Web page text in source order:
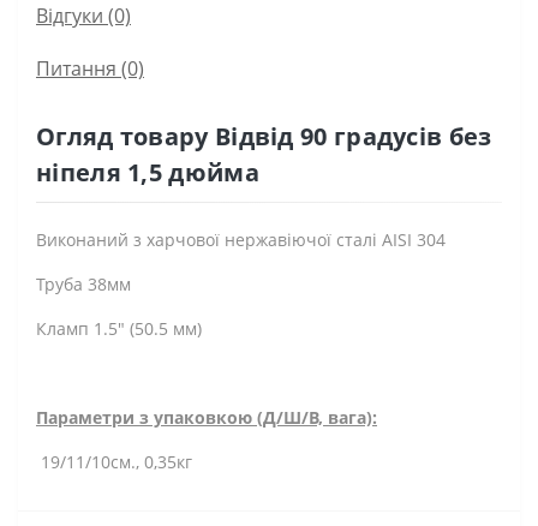
Відгуки (0)
Питання (0)
Огляд товару Відвід 90 градусів без
ніпеля 1,5 дюйма
Виконаний з харчової нержавіючої сталі AISI 304
Труба 38мм
Кламп 1.5" (50.5 мм)
Параметри з упаковкою (Д/Ш/В, вага):
19/11/10см., 0,35кг